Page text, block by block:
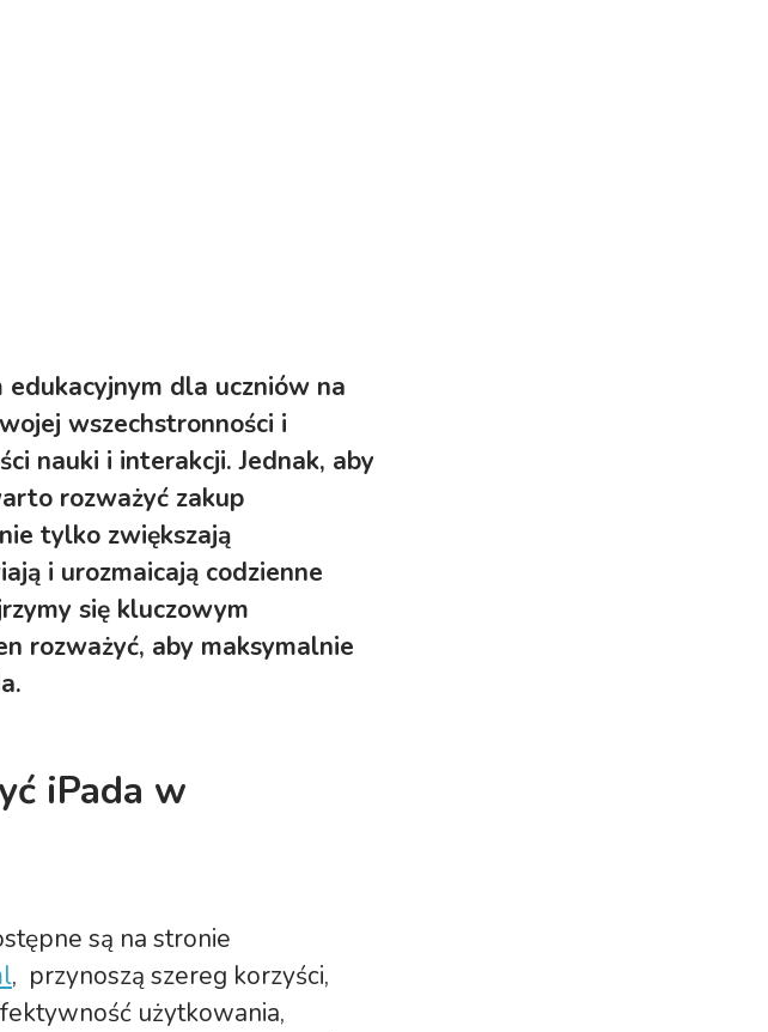
edukacyjnym dla uczniów na
wszechstronności i
nauki i interakcji. Jednak, aby
rozważyć zakup
tylko zwiększają
i urozmaicają codzienne
się kluczowym
rozważyć, aby maksymalnie
iPada w
są na stronie
, przynoszą szereg korzyści,
użytkowania,